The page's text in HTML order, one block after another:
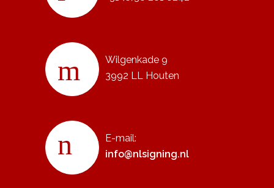
Wilgenkade 9
3992 LL Houten
E-mail:
info@nlsigning.nl